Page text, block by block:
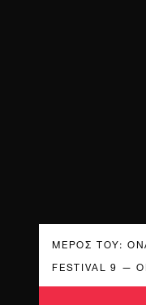
ΜΈΡΟΣ ΤΟΥ:
FESTIVAL 9 —